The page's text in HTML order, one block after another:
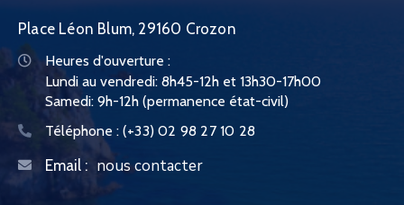
Place Léon Blum, 29160 Crozon
Heures d'ouverture :
Lundi au vendredi: 8h45-12h et 13h30-17h00
Samedi: 9h-12h (permanence état-civil)
Téléphone : (+33) 02 98 27 10 28
Email : nous contacter